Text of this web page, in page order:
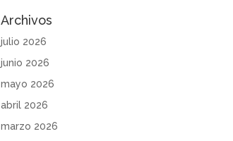
Archivos
julio 2026
junio 2026
mayo 2026
abril 2026
marzo 2026